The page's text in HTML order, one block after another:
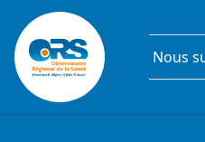
Aller au contenu principal
Nous